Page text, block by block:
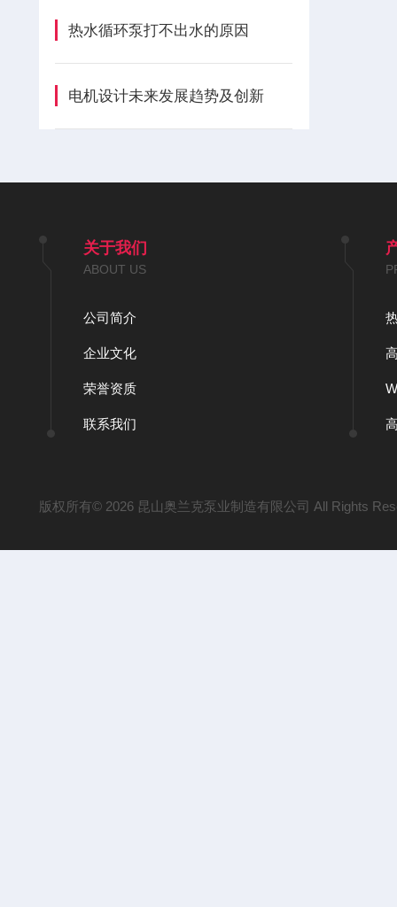
热水循环泵打不出水的原因
电机设计未来发展趋势及创新
关于我们
ABOUT US
公司简介
企业文化
荣誉资质
联系我们
版权所有© 2026 昆山奥兰克泵业制造有限公司 All Rights